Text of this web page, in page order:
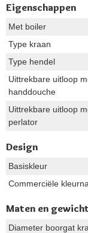
Eigenschappen
Met boiler
Type kraan
Type hendel
Uittrekbare uitloop
handdouche
Uittrekbare uitloop
perlator
Design
Basiskleur
Commerciële
Maten en gewicht
Diameter boorgat